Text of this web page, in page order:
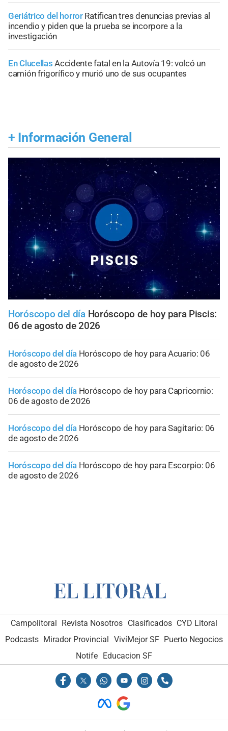
Geriátrico del horror Ratifican tres denuncias previas al
incendio y piden que la prueba se incorpore a la
investigación
En Clucellas Accidente fatal en la Autovía 19: volcó un
camión frigorífico y murió uno de sus ocupantes
+ Información General
Horóscopo del día Horóscopo de hoy para Piscis:
06 de agosto de 2026
Horóscopo del día Horóscopo de hoy para Acuario: 06
de agosto de 2026
Horóscopo del día Horóscopo de hoy para Capricornio:
06 de agosto de 2026
Horóscopo del día Horóscopo de hoy para Sagitario: 06
de agosto de 2026
Horóscopo del día Horóscopo de hoy para Escorpio: 06
de agosto de 2026
Campolitoral Revista Nosotros Clasificados CYD Litoral
Podcasts Mirador Provincial VivíMejor SF Puerto Negocios
Notife Educacion SF